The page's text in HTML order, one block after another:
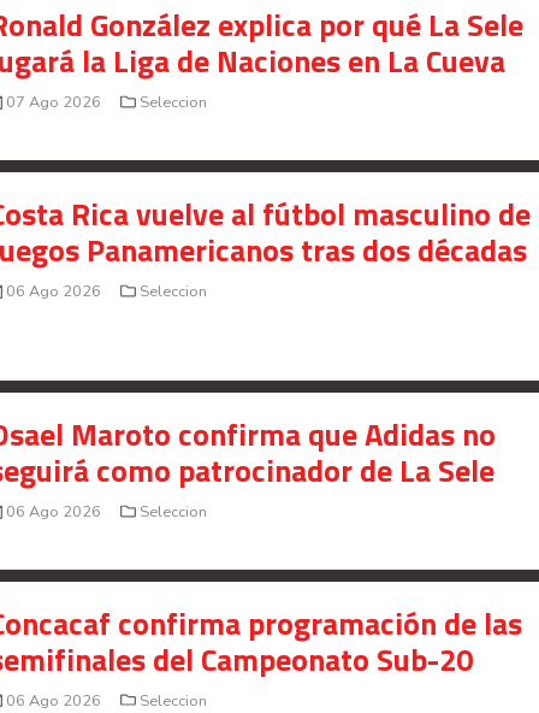
González explica por qué La Sele
la Liga de Naciones en La Cueva
07 Ago 2026 Seleccion
Rica vuelve al fútbol masculino
Panamericanos tras dos décadas
06 Ago 2026 Seleccion
Maroto confirma que Adidas no
como patrocinador de La Sele
06 Ago 2026 Seleccion
confirma programación de las
del Campeonato Sub-20
06 Ago 2026 Seleccion